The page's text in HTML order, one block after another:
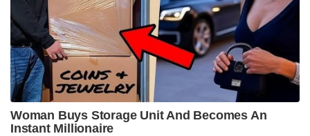
Woman Buys Storage Unit And Becomes An
Instant Millionaire